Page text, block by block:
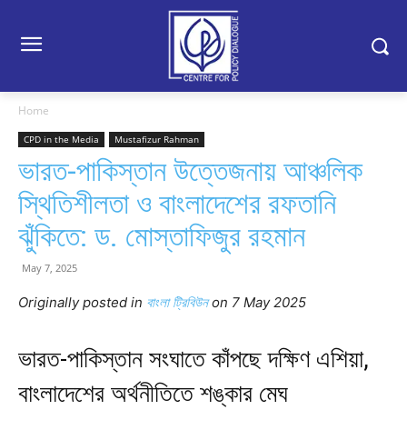
Home
CPD in the Media Mustafizur Rahman
ভারত-পাকিস্তান উত্তেজনায় আঞ্চলিক
স্থিতিশীলতা ও বাংলাদেশের রফতানি
ঝুঁকিতে: ড. মোস্তাফিজুর রহমান
May 7, 2025
Originally posted in বাংলা ট্রিবিউন on 7 May 2025
ভারত-পাকিস্তান সংঘাতে কাঁপছে দক্ষিণ এশিয়া,
বাংলাদেশের অর্থনীতিতে শঙ্কার মেঘ